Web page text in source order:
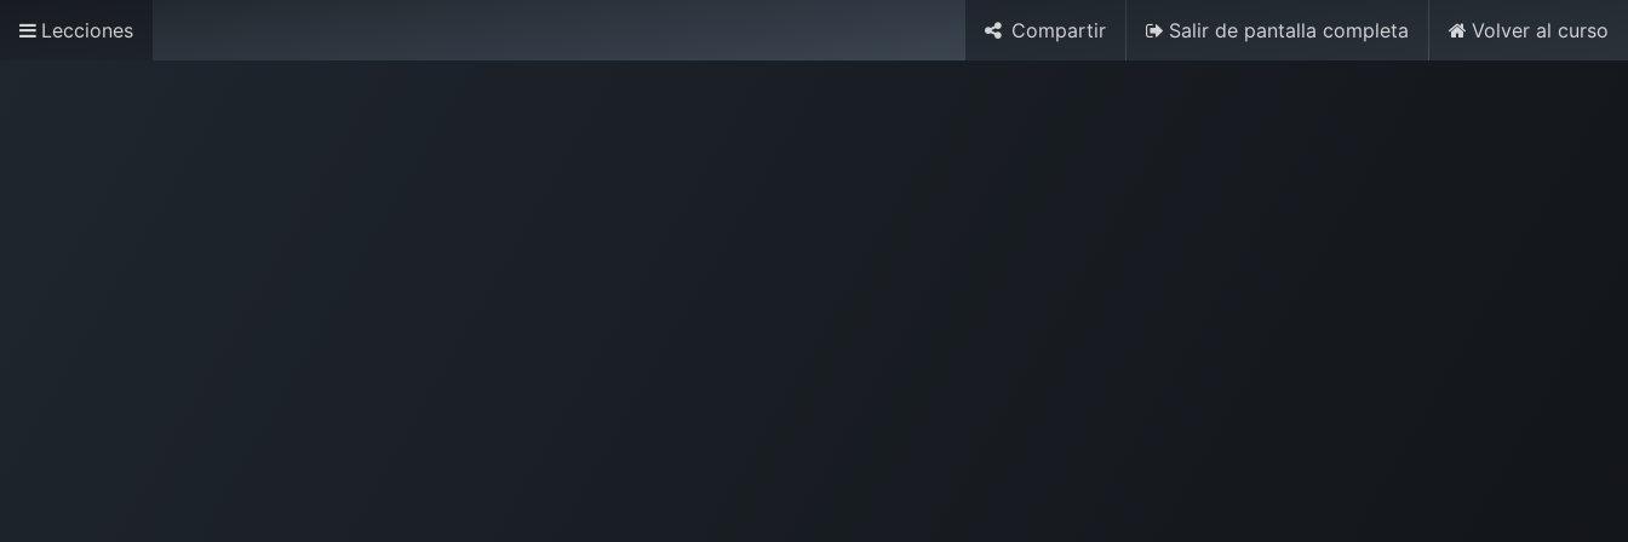
601 7184570 Iniciar sesión Contáctenos
Lecciones Compartir Salir de pantalla completa Volver al curso